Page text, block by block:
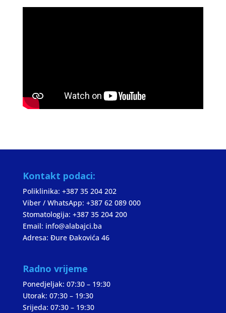
Kontakt podaci:
Poliklinika: +387 35 204 202
Viber / WhatsApp: +387 62 089 000
Stomatologija: +387 35 204 200
Email: info@alabajci.ba
Adresa: Đure Đakovića 46
Radno vrijeme
Ponedjeljak: 07:30 – 19:30
Utorak: 07:30 – 19:30
Srijeda: 07:30 – 19:30